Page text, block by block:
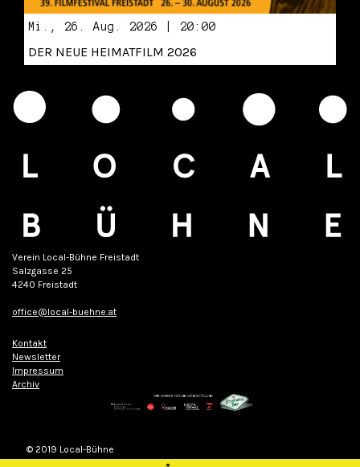
Mi., 26. Aug. 2026 | 20:00
DER NEUE HEIMATFILM 2026
Verein Local-Bühne Freistadt
Salzgasse 25
4240 Freistadt
office@local-buehne.at
Kontakt
Newsletter
Impressum
Archiv
© 2019 Local-Bühne